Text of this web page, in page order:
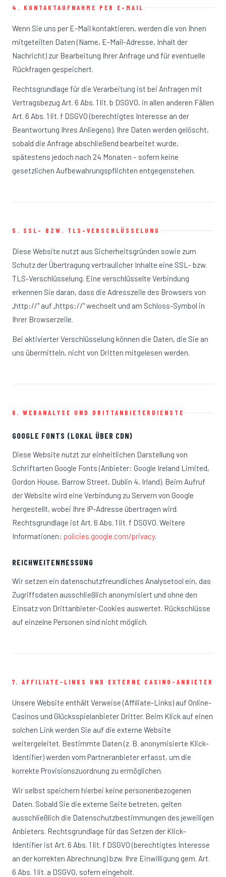
4. KONTAKTAUFNAHME PER E-MAIL
Wenn Sie uns per E-Mail kontaktieren, werden die von Ihnen
mitgeteilten Daten (Name, E-Mail-Adresse, Inhalt der
Nachricht) zur Bearbeitung Ihrer Anfrage und für eventuelle
Rückfragen gespeichert.
Rechtsgrundlage für die Verarbeitung ist bei Anfragen mit
Vertragsbezug Art. 6 Abs. 1 lit. b DSGVO, in allen anderen Fällen
Art. 6 Abs. 1 lit. f DSGVO (berechtigtes Interesse an der
Beantwortung Ihres Anliegens). Ihre Daten werden gelöscht,
sobald die Anfrage abschließend bearbeitet wurde,
spätestens jedoch nach 24 Monaten – sofern keine
gesetzlichen Aufbewahrungspflichten entgegenstehen.
5. SSL- BZW. TLS-VERSCHLÜSSELUNG
Diese Website nutzt aus Sicherheitsgründen sowie zum
Schutz der Übertragung vertraulicher Inhalte eine SSL- bzw.
TLS-Verschlüsselung. Eine verschlüsselte Verbindung
erkennen Sie daran, dass die Adresszeile des Browsers von
„http://" auf „https://" wechselt und am Schloss-Symbol in
Ihrer Browserzeile.
Bei aktivierter Verschlüsselung können die Daten, die Sie an
uns übermitteln, nicht von Dritten mitgelesen werden.
6. WEBANALYSE UND DRITTANBIETERDIENSTE
GOOGLE FONTS (LOKAL ÜBER CDN)
Diese Website nutzt zur einheitlichen Darstellung von
Schriftarten Google Fonts (Anbieter: Google Ireland Limited,
Gordon House, Barrow Street, Dublin 4, Irland). Beim Aufruf
der Website wird eine Verbindung zu Servern von Google
hergestellt, wobei Ihre IP-Adresse übertragen wird.
Rechtsgrundlage ist Art. 6 Abs. 1 lit. f DSGVO. Weitere
Informationen: policies.google.com/privacy.
REICHWEITENMESSUNG
Wir setzen ein datenschutzfreundliches Analysetool ein, das
Zugriffsdaten ausschließlich anonymisiert und ohne den
Einsatz von Drittanbieter-Cookies auswertet. Rückschlüsse
auf einzelne Personen sind nicht möglich.
7. AFFILIATE-LINKS UND EXTERNE CASINO-ANBIETER
Unsere Website enthält Verweise (Affiliate-Links) auf Online-
Casinos und Glücksspielanbieter Dritter. Beim Klick auf einen
solchen Link werden Sie auf die externe Website
weitergeleitet. Bestimmte Daten (z. B. anonymisierte Klick-
Identifier) werden vom Partneranbieter erfasst, um die
korrekte Provisionszuordnung zu ermöglichen.
Wir selbst speichern hierbei keine personenbezogenen
Daten. Sobald Sie die externe Seite betreten, gelten
ausschließlich die Datenschutzbestimmungen des jeweiligen
Anbieters. Rechtsgrundlage für das Setzen der Klick-
Identifier ist Art. 6 Abs. 1 lit. f DSGVO (berechtigtes Interesse
an der korrekten Abrechnung) bzw. Ihre Einwilligung gem. Art.
6 Abs. 1 lit. a DSGVO, sofern eingeholt.